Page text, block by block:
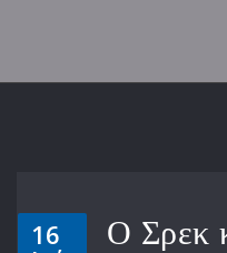
16 Ο Σρεκ